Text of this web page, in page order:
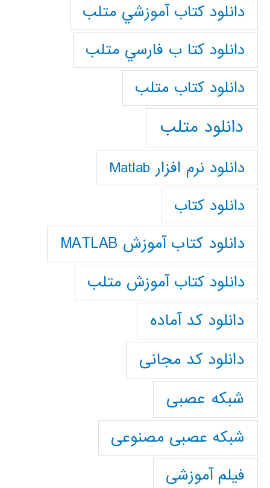
دانلود كتاب آموزشي متلب
دانلود كتا ب فارسي متلب
دانلود كتاب متلب
دانلود متلب
دانلود نرم افزار Matlab
دانلود کتاب
دانلود کتاب آموزش MATLAB
دانلود کتاب آموزش متلب
دانلود کد آماده
دانلود کد مجانی
شبکه عصبی
شبکه عصبی مصنوعی
فیلم آموزشی